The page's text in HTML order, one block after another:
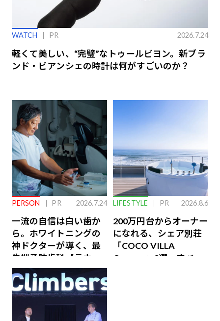
WATCH PR 2026.7.24
軽くて美しい、“完璧”なトゥールビヨン。新ブラ
ンド・ビアンシェの時計は何がすごいのか？
PERSON PR 2026.7.24
一流の自信は白い歯か
ら。ホワイトニングの
神ドクターが導く、最
先端予防歯科【ラウン
ジ会員特典あり】
LIFESTYLE PR 2026.8.6
200万円台からオーナー
になれる、シェア別荘
「COCO VILLA
Owners」3選。すべて